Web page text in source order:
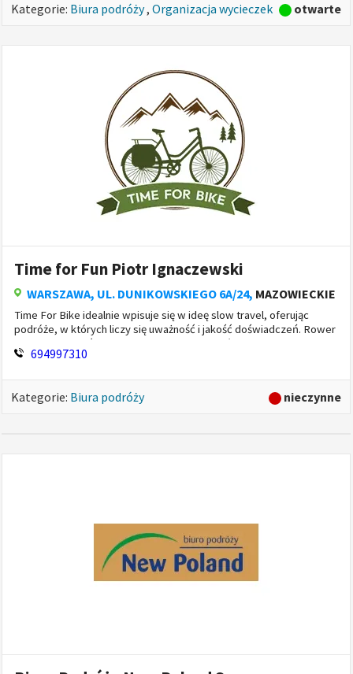
Kategorie: Biura podróży,Organizacja wycieczek otwarte
Time for Fun Piotr Ignaczewski
WARSZAWA, UL. DUNIKOWSKIEGO 6A/24, MAZOWIECKIE
Time For Bike idealnie wpisuje się w ideę slow travel, oferując
podróże, w których liczy się uważność i jakość doświadczeń. Rower
pozwala zwolnić tempo i dostrzec detale, które cz...
694997310
Kategorie: Biura podróży nieczynne